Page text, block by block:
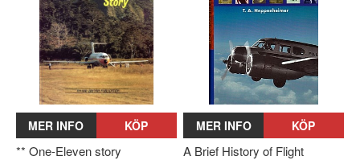
MER INFO KÖP
** One-Eleven story
MER INFO KÖP
A Brief History of Flight